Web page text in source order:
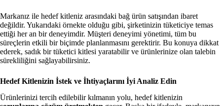
Markanız ile hedef kitleniz arasındaki bağ ürün satışından ibaret
değildir. Yukarıdaki örnekte olduğu gibi, şirketinizin tüketiciye temas
ettiği her an bir deneyimdir. Müşteri deneyimi yönetimi, tüm bu
süreçlerin etkili bir biçimde planlanmasını gerektirir. Bu konuya dikkat
ederek, sadık bir tüketici kitlesi yaratabilir ve ürünlerinize olan talebin
sürekliliğini sağlayabilirsiniz.
Hedef Kitlenizin İstek ve İhtiyaçlarını İyi Analiz Edin
Ürünlerinizi tercih edilebilir kılmanın yolu, hedef kitlenizin